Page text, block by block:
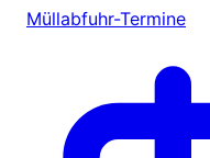
Müllabfuhr-Termine